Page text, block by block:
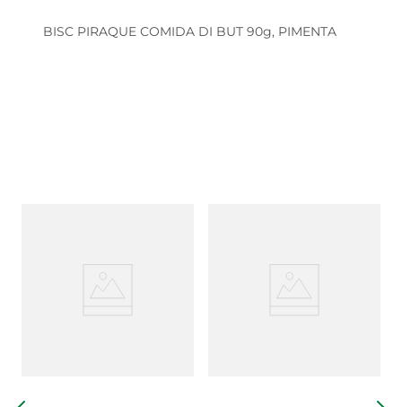
BISC PIRAQUE COMIDA DI BUT 90g, PIMENTA